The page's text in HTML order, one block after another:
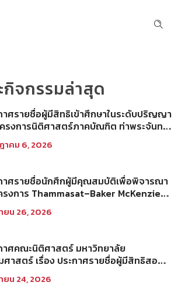
กิจกรรมล่าสุด
าศรายชื่อผู้มีสิทธิเข้าศึกษาในระดับปริญญา
รงการนิติศาสตร์ภาคบัณฑิต ท่าพระจันทร์
2569 รอบที่ 2
าคม 6, 2026
าศรายชื่อนักศึกผู้มีคุณสมบัติเพื่อพิจารณา
รงการ Thammasat–Baker McKenzie
ประจำปีการศึกษา 2569
ยน 26, 2026
าศคณะนิติศาสตร์ มหาวิทยาลัย
ศาสตร์ เรื่อง ประกาศรายชื่อผู้มีสิทธิสอบ
อกให้เป็นพนักงานมหาวิทยาลัย (คณะ
สตร์) สายวิชาการประเภทนักวิจัย ครั้งที่
ยน 24, 2026